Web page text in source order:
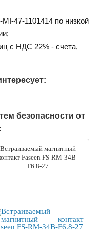
47-1101414 по низкой
с НДС 22% - счета,
безопасности от
Встраиваемый магнитный
Faseen FS-RM-34B-
F6.8-27